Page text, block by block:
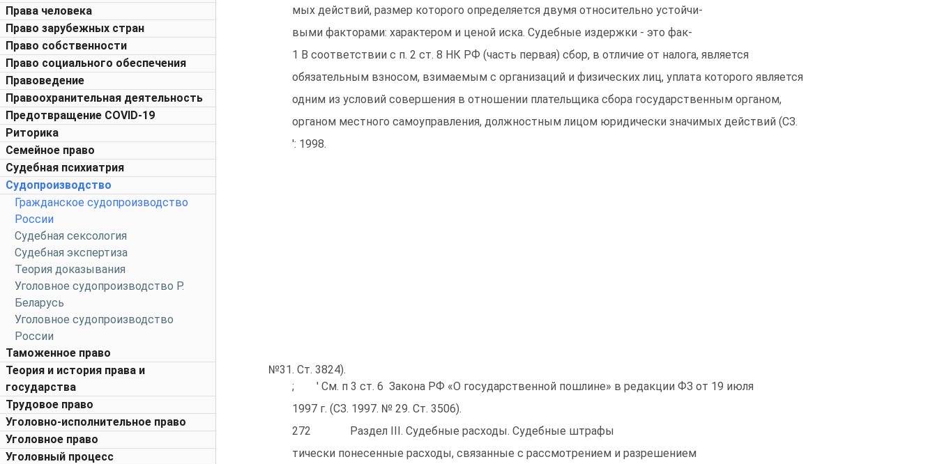
Права человека
Право зарубежных стран
Право собственности
Право социального обеспечения
Правоведение
Правоохранительная деятельность
Предотвращение COVID-19
Риторика
Семейное право
Судебная психиатрия
Судопроизводство
Гражданское судопроизводство
России
Судебная сексология
Судебная экспертиза
Теория доказывания
Уголовное судопроизводство Р.
Беларусь
Уголовное судопроизводство
России
Таможенное право
Теория и история права и
государства
Трудовое право
Уголовно-исполнительное право
Уголовное право
Уголовный процесс
мых действий, размер которого определяется двумя относительно устойчи-
выми факторами: характером и ценой иска. Судебные издержки - это фак-
1 В соответствии с п. 2 ст. 8 НК РФ (часть первая) сбор, в отличие от налога, является
обязательным взносом, взимаемым с организаций и физических лиц, уплата которого является
одним из условий совершения в отношении плательщика сбора государственным органом,
органом местного самоуправления, должностным лицом юридически значимых действий (СЗ.
': 1998.
№31. Ст. 3824).
; ' См. п 3 ст. 6 Закона РФ «О государственной пошлине» в редакции ФЗ от 19 июля
1997 г. (СЗ. 1997. № 29. Ст. 3506).
272 Раздел III. Судебные расходы. Судебные штрафы
тически понесенные расходы, связанные с рассмотрением и разрешением